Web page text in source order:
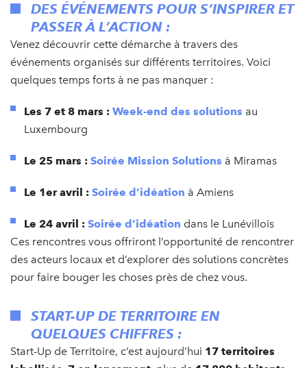
DES ÉVÉNEMENTS POUR S’INSPIRER ET
PASSER À L’ACTION :
Venez découvrir cette démarche à travers des
événements organisés sur différents territoires. Voici
quelques temps forts à ne pas manquer :
Les 7 et 8 mars : Week-end des solutions au
Luxembourg
Le 25 mars : Soirée Mission Solutions à Miramas
Le 1er avril : Soirée d’idéation à Amiens
Le 24 avril : Soirée d’idéation dans le Lunévillois
Ces rencontres vous offriront l’opportunité de rencontrer
des acteurs locaux et d’explorer des solutions concrètes
pour faire bouger les choses près de chez vous.
START-UP DE TERRITOIRE EN
QUELQUES CHIFFRES :
Start-Up de Territoire, c’est aujourd’hui 17 territoires